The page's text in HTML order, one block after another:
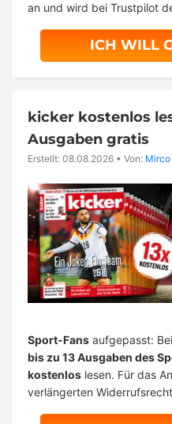
an und wird bei Trustpilot
ICH WILL
kicker kostenlos
Ausgaben gratis
Erstellt: 08.08.2026 • Von: Mirco
Sport-Fans aufgepasst:
bis zu 13 Ausgaben des
kostenlos lesen. Für das
verlängerten